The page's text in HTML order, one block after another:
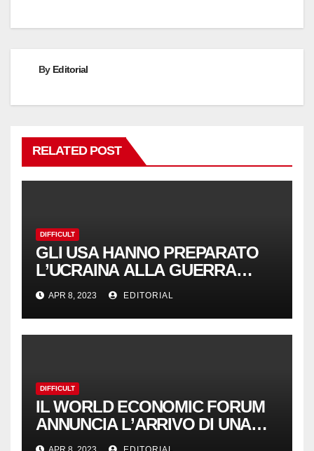
By Editorial
RELATED POST
DIFFICULT
GLI USA HANNO PREPARATO
L’UCRAINA ALLA GUERRA
CONTRO LA RUSSIA PER 30
ANNI | NoGeoingegneria
APR 8, 2023 EDITORIAL
DIFFICULT
IL WORLD ECONOMIC FORUM
ANNUNCIA L’ARRIVO DI UNA
“SUMMER DAVOS” IN CINA |